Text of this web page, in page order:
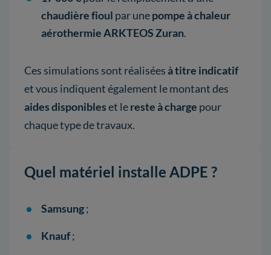
chaudière fioul par unepompe à chaleur
aérothermie ARKTEOS Zuran.
Ces simulations sont réaliséesà titre indicatif
et vous indiquent également le montant des
aides disponibleset lereste à charge pour
chaque type de travaux.
Quel matériel installe ADPE ?
Samsung;
Knauf;